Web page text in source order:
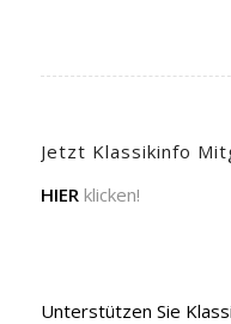
Jetzt Klassikinfo
HIERklicken!
Unterstützen Sie